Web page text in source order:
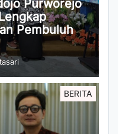
Purworejo
Pembuluh
BERITA